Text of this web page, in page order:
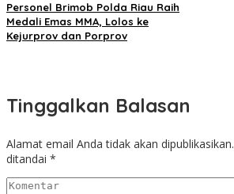
Personel Brimob Polda Riau Raih
Medali Emas MMA, Lolos ke
Kejurprov dan Porprov
Tinggalkan Balasan
Alamat email Anda tidak akan dipublikasikan.
ditandai *